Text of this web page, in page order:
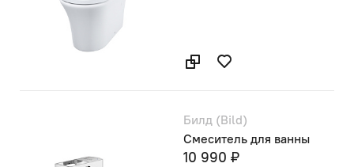
Билд (Bild)
Смеситель для ванны
10 990 ₽